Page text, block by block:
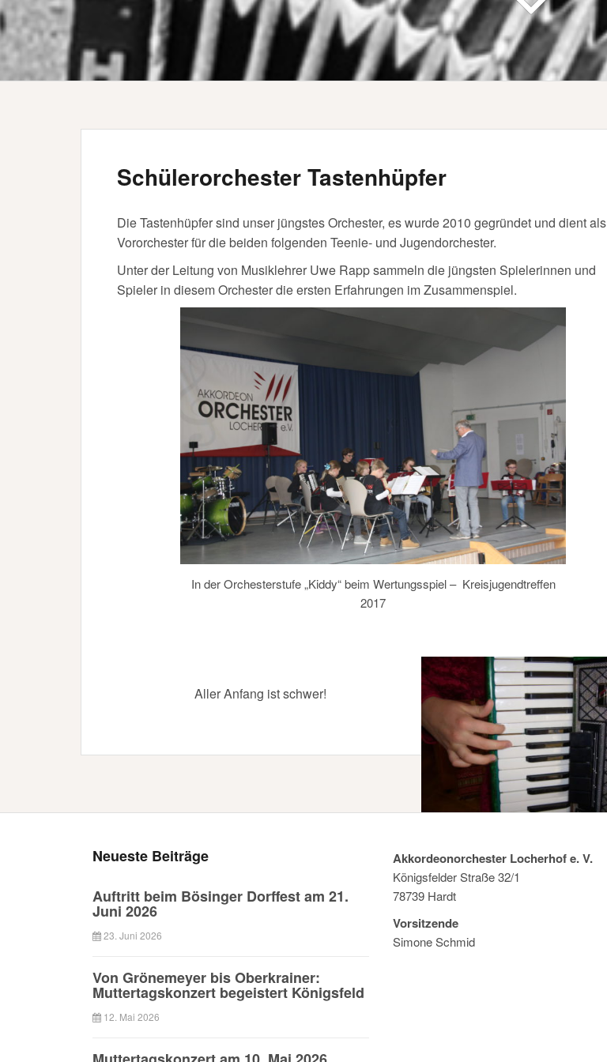
Schülerorchester Tastenhüpfer
Die Tastenhüpfer sind unser jüngstes Orchester, es wurde 2010 gegründet und dient als
Vororchester für die beiden folgenden Teenie- und Jugendorchester.
Unter der Leitung von Musiklehrer Uwe Rapp sammeln die jüngsten Spielerinnen und
Spieler in diesem Orchester die ersten Erfahrungen im Zusammenspiel.
In der Orchesterstufe „Kiddy“ beim Wertungsspiel – Kreisjugendtreffen
2017
Aller Anfang ist schwer!
Neueste Beiträge
Auftritt beim Bösinger Dorffest am 21.
Juni 2026
23. Juni 2026
Von Grönemeyer bis Oberkrainer:
Muttertagskonzert begeistert Königsfeld
12. Mai 2026
Akkordeonorchester Locherhof e. V.
Königsfelder Straße 32/1
78739 Hardt
Vorsitzende
Simone Schmid